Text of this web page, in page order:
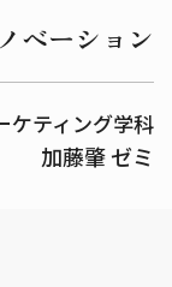
ベーション
ケティング学科
加藤肇 ゼミ